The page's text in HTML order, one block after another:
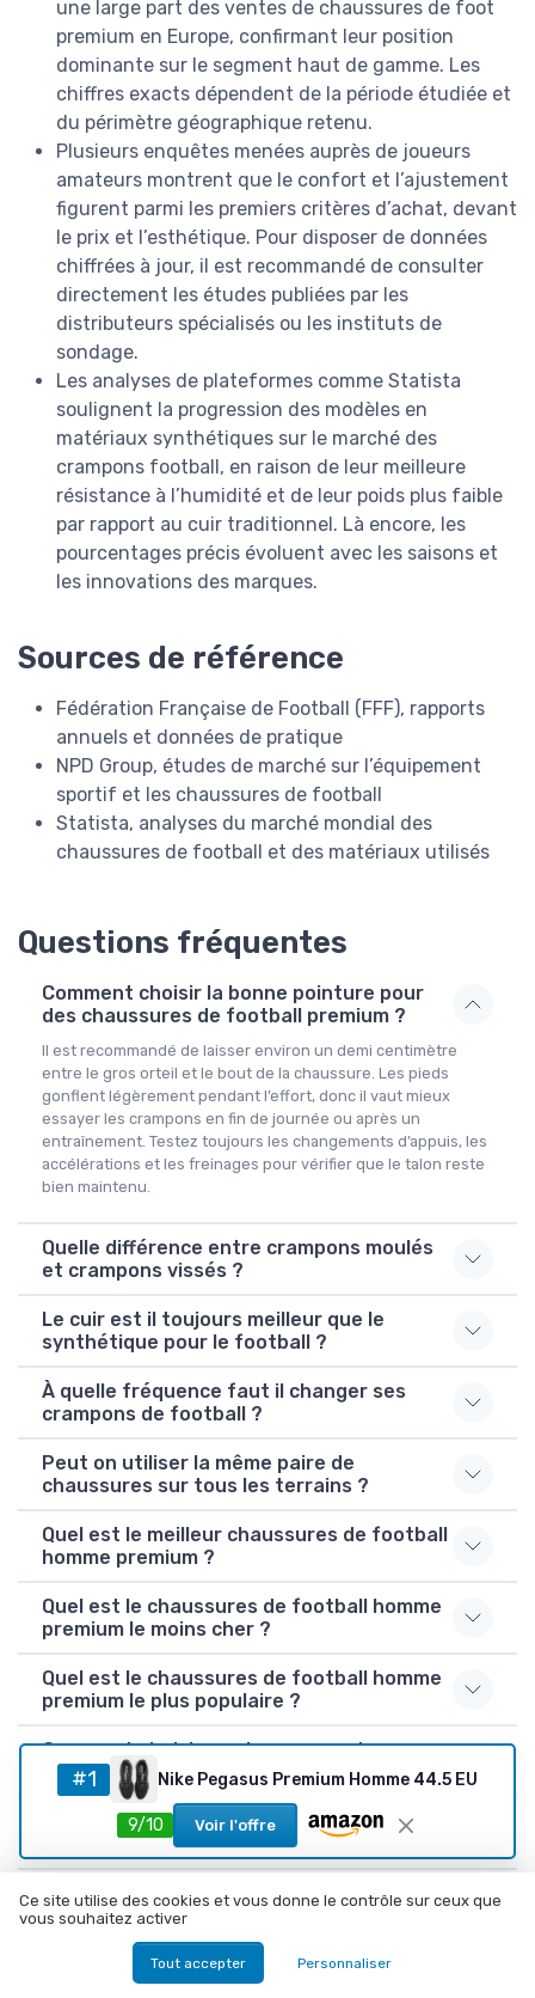
une large part des ventes de chaussures de foot
premium en Europe, confirmant leur position
dominante sur le segment haut de gamme. Les
chiffres exacts dépendent de la période étudiée et
du périmètre géographique retenu.
Plusieurs enquêtes menées auprès de joueurs
amateurs montrent que le confort et l’ajustement
figurent parmi les premiers critères d’achat, devant
le prix et l’esthétique. Pour disposer de données
chiffrées à jour, il est recommandé de consulter
directement les études publiées par les
distributeurs spécialisés ou les instituts de
sondage.
Les analyses de plateformes comme Statista
soulignent la progression des modèles en
matériaux synthétiques sur le marché des
crampons football, en raison de leur meilleure
résistance à l’humidité et de leur poids plus faible
par rapport au cuir traditionnel. Là encore, les
pourcentages précis évoluent avec les saisons et
les innovations des marques.
Sources de référence
Fédération Française de Football (FFF), rapports
annuels et données de pratique
NPD Group, études de marché sur l’équipement
sportif et les chaussures de football
Statista, analyses du marché mondial des
chaussures de football et des matériaux utilisés
Questions fréquentes
Comment choisir la bonne pointure pour
des chaussures de football premium ?
Il est recommandé de laisser environ un demi centimètre
entre le gros orteil et le bout de la chaussure. Les pieds
gonflent légèrement pendant l’effort, donc il vaut mieux
essayer les crampons en fin de journée ou après un
entraînement. Testez toujours les changements d’appuis, les
accélérations et les freinages pour vérifier que le talon reste
bien maintenu.
Quelle différence entre crampons moulés
et crampons vissés ?
Le cuir est il toujours meilleur que le
synthétique pour le football ?
À quelle fréquence faut il changer ses
crampons de football ?
Peut on utiliser la même paire de
chaussures sur tous les terrains ?
Quel est le meilleur chaussures de football
homme premium ?
Quel est le chaussures de football homme
premium le moins cher ?
Quel est le chaussures de football homme
premium le plus populaire ?
Comment choisir un chaussures de
football homme premium ?
Combien de chaussures de football homme
premium avez-vous testés ?
#1 Nike Pegasus Premium Homme 44.5 EU
9/10 Voir l'offre
Publié le10/05/2026
Ce site utilise des cookies et vous donne le contrôle sur ceux que
vous souhaitez activer
Tout accepter Personnaliser